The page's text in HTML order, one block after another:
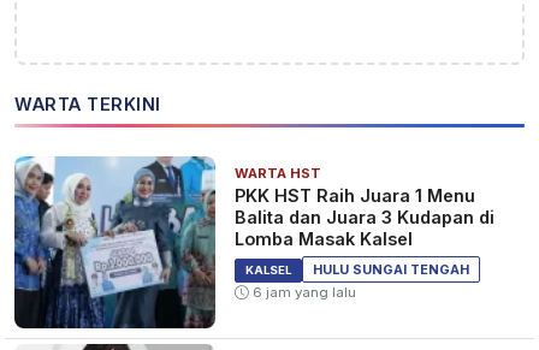
WARTA TERKINI
WARTA HST
PKK HST Raih Juara 1 Menu
Balita dan Juara 3 Kudapan di
Lomba Masak Kalsel
KALSEL
HULU SUNGAI TENGAH
6 jam yang lalu